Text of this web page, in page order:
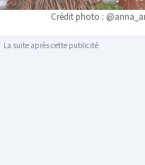
Crédit photo :
La suite après cette publicité